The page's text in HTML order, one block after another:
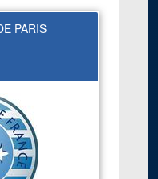
PARIS